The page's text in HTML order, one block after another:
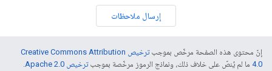
إرسال ملاحظات
إنّ محتوى هذه الصفحة مرخّص بموجب
ترخيص Creative Commons Attribution
4.0‏ ما لم يُنصّ على خلاف ذلك، ونماذج الرموز مرخّصة بموجبترخيص Apache 2.0‏
.